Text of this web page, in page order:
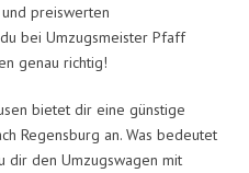
preiswerten
bei Umzugsmeister Pfaff
genau richtig!
bietet dir eine günstige
Regensburg an. Was bedeutet
dir den Umzugswagen mit